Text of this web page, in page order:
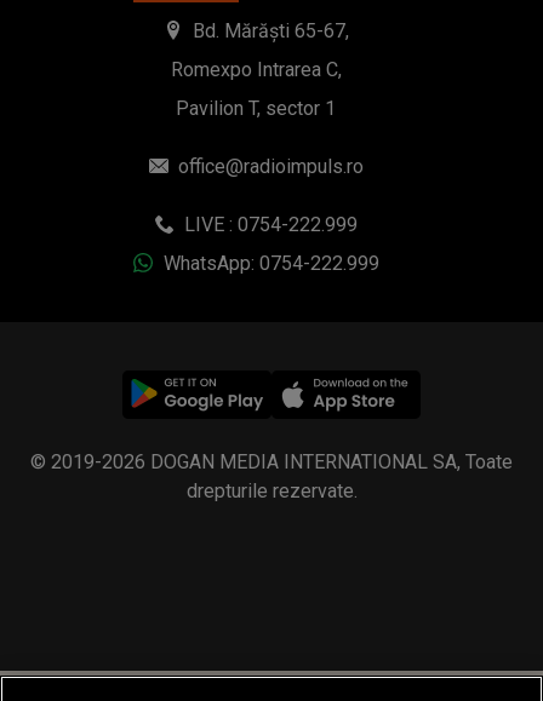
Bd. Mărăști 65-67,
Romexpo Intrarea C,
Pavilion T, sector 1
office@radioimpuls.ro
LIVE : 0754-222.999
WhatsApp: 0754-222.999
© 2019-2026 DOGAN MEDIA INTERNATIONAL SA, Toate
drepturile rezervate.